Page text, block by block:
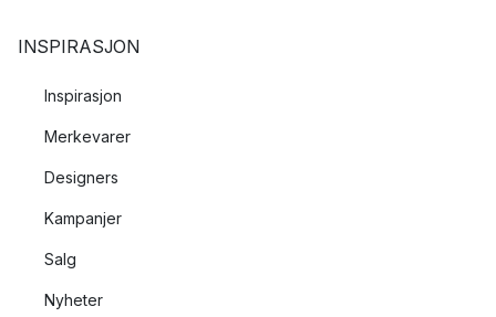
INSPIRASJON
Inspirasjon
Merkevarer
Designers
Kampanjer
Salg
Nyheter